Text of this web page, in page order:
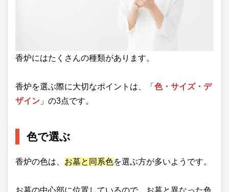
香炉にはたくさんの種類があります。
香炉を選ぶ際に大切なポイントは、「 色・サイズ・デ
ザイン 」の3点です。
色で選ぶ
香炉の色は、 お墓と同系色を選ぶ方が多いようです。
お墓の中心部に位置しているので、お墓と異なった色